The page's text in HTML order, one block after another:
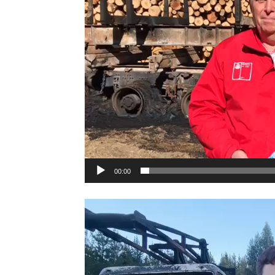
00:00
Reproductor
de
vídeo